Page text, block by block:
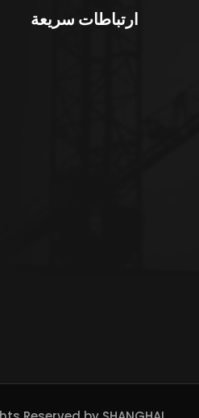
ارتباطات سريعة